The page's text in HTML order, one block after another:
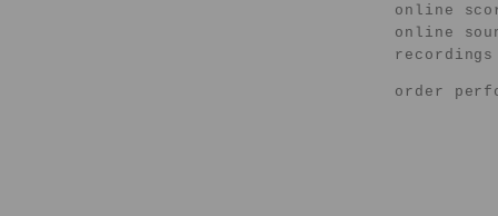
online
online
recordings
order